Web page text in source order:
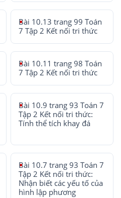
Bài 10.13 trang 99 Toán
7 Tập 2 Kết nối tri thức
Bài 10.11 trang 98 Toán
7 Tập 2 Kết nối tri thức
Bài 10.9 trang 93 Toán 7
Tập 2 Kết nối tri thức:
Tính thể tích khay đá
Bài 10.7 trang 93 Toán 7
Tập 2 Kết nối tri thức:
Nhận biết các yếu tố của
hình lập phương